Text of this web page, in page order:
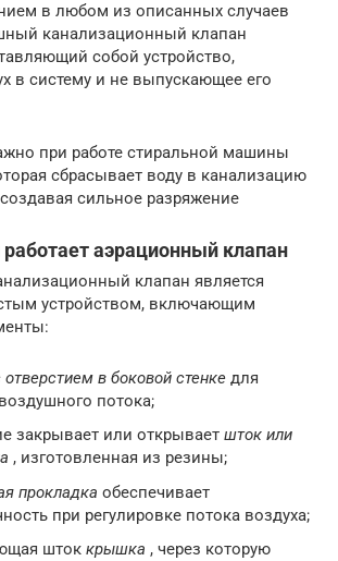
в любом из описанных случаев
канализационный клапан
собой устройство,
в систему и не выпускающее его
при работе стиральной машины
сбрасывает воду в канализацию
сильное разряжение
работает аэрационный клапан
клапан является
устройством, включающим
отверстием в боковой стенке для
потока;
закрывает или открывает шток или
, изготовленная из резины;
прокладка обеспечивает
при регулировке потока воздуха;
шток крышка , через которую